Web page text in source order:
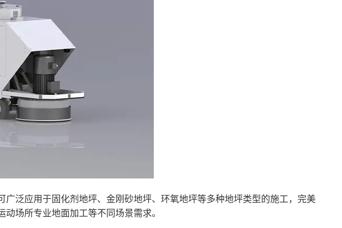
泛应用于固化剂地坪、金刚砂地坪、环氧地坪等多种地坪类型的施工，完美
场所专业地面加工等不同场景需求。